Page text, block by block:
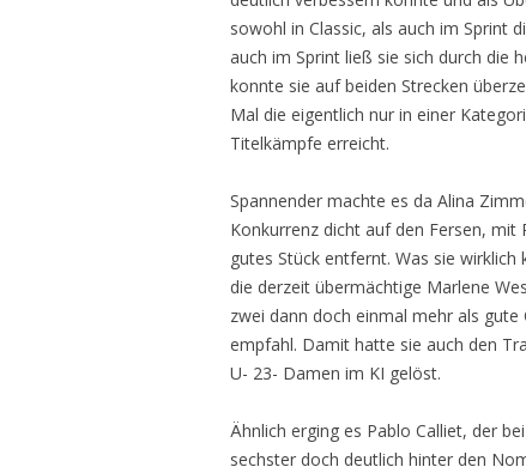
sowohl in Classic, als auch im Sprint
auch im Sprint ließ sie sich durch die
konnte sie auf beiden Strecken
Mal die eigentlich nur in einer
Titelkämpfe erreicht.
Spannender machte es da Alina
Konkurrenz dicht auf den Fersen,
gutes Stück entfernt. Was sie
die derzeit übermächtige Marlene
zwei dann doch einmal mehr als
empfahl. Damit hatte sie auch den
U- 23- Damen im KI gelöst.
Ähnlich erging es Pablo Calliet, der
sechster doch deutlich hinter den